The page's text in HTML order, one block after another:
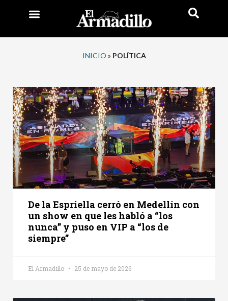
INICIO » POLÍTICA
De la Espriella cerró en Medellín con
un show en que les habló a “los
nunca” y puso en VIP a “los de
siempre”
El Armadillo 25 de mayo de 2026